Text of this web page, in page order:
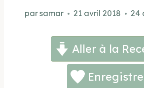
parsamar 21 avril 2018 24
Aller à la